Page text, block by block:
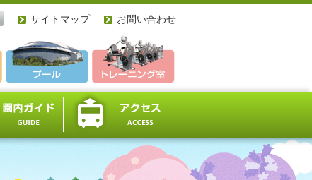
サイトマップ お問い合わせ